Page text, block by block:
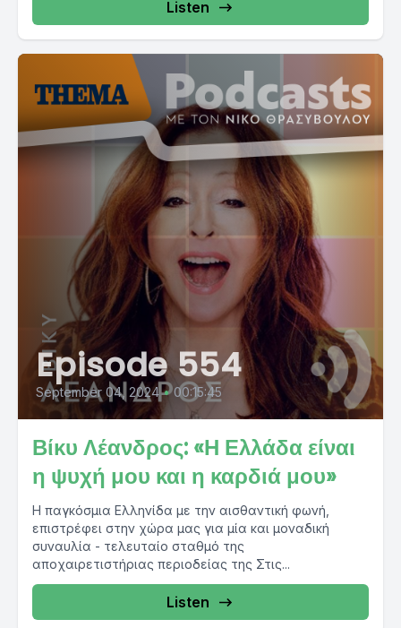
Listen
Episode 554
September 04, 2024 • 00:15:45
Βίκυ Λέανδρος: «Η Ελλάδα είναι
η ψυχή μου και η καρδιά μου»
Η παγκόσμια Ελληνίδα με την αισθαντική φωνή,
επιστρέφει στην χώρα μας για μία και μοναδική
συναυλία - τελευταίο σταθμό της
αποχαιρετιστήριας περιοδείας της Στις...
Listen